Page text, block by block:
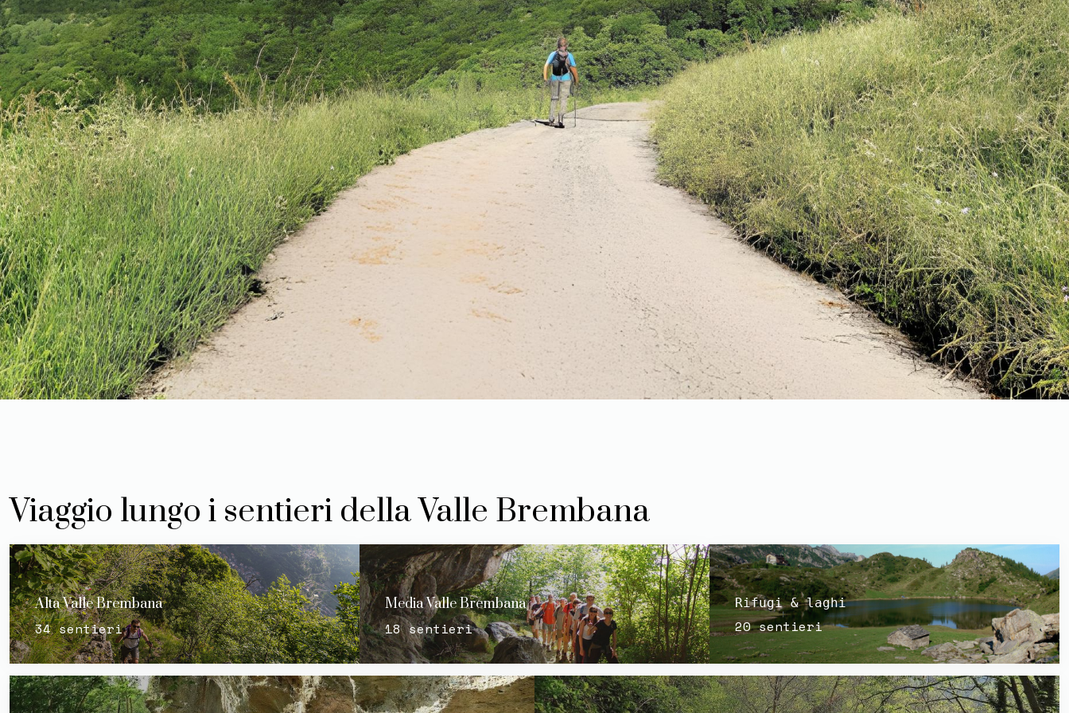
Viaggio lungo i sentieri della Valle Brembana
Alta Valle Brembana
34 sentieri
Media Valle Brembana
18 sentieri
Rifugi & laghi
20 sentieri